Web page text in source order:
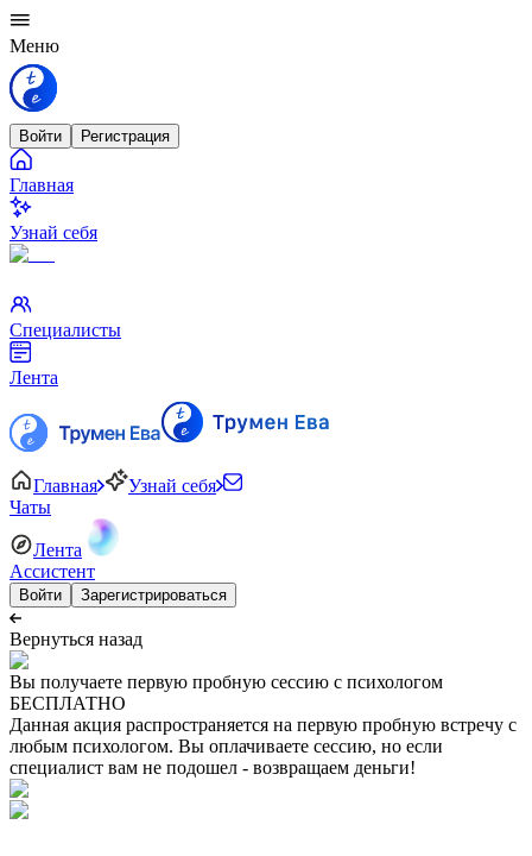
Меню
Войти Регистрация
Главная
Узнай себя
Специалисты
Лента
Главная
Узнай себя
Чаты
Лента
Ассистент
Войти Зарегистрироваться
Вернуться назад
Вы получаете первую пробную сессию с психологом
БЕСПЛАТНО
Данная акция распространяется на первую пробную встречу с
любым психологом. Вы оплачиваете сессию, но если
специалист вам не подошел - возвращаем деньги!